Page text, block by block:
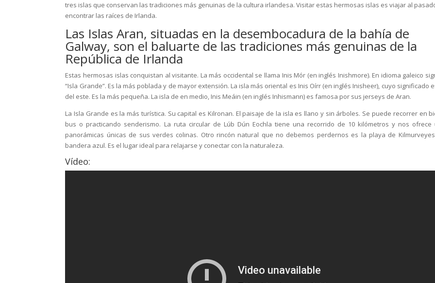
tres islas que conservan las tradiciones más genuinas de la cultura irlandesa. Visitar estas hermosas islas es viajar al
encontrar las raíces de Irlanda.
Las Islas Aran, situadas en la desembocadura de la bahía de
Galway, son el baluarte de las tradiciones más genuinas de la
República de Irlanda
Estas hermosas islas conquistan al visitante. La más occidental se llama Inis Mór (en inglés Inishmore). En idioma galeico
“Isla Grande”. Es la más poblada y de mayor extensión. La isla más oriental es Inis Oírr (en inglés Inisheer), cuyo significado
del este. Es la más pequeña. La isla de en medio, Inis Meáin (en inglés Inhismann) es famosa por sus jerseys de Aran.
La Isla Grande es la más turística. Su capital es Kilronan. El paisaje de la isla es llano y sin árboles. Se puede recorrer en
bus o practicando senderismo. La ruta circular de Lúb Dún Eochla tiene una recorrido de 10 kilómetros y nos ofrece
panorámicas únicas de sus verdes colinas. Otro rincón natural que no debemos perdernos es la playa de
bandera azul. Es el lugar ideal para relajarse y conectar con la naturaleza.
Vídeo: